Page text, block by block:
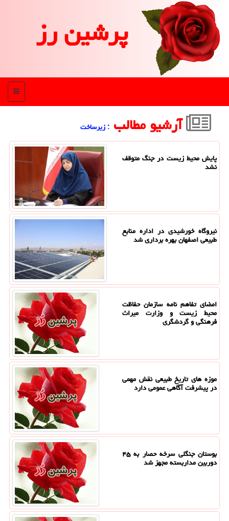
پرشین رز
منو
آرشیو مطالب : زیرساخت
پایش محیط زیست در جنگ متوقف
نشد
نیروگاه خورشیدی در اداره منابع
طبیعی اصفهان بهره برداری شد
امضای تفاهم نامه سازمان حفاظت
محیط زیست و وزارت میراث
فرهنگی و گردشگری
موزه های تاریخ طبیعی نقش مهمی
در پیشرفت آگاهی عمومی دارد
بوستان جنگلی سرخه حصار به ۴۵
دوربین مداربسته مجهز شد